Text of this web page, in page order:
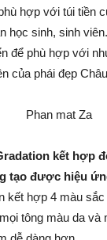
hợp với túi tiền
học sinh, sinh
để phù hợp với
của phái đẹp
kết hợp
tạo được hiệu
kết hợp 4 màu
tông màu da và